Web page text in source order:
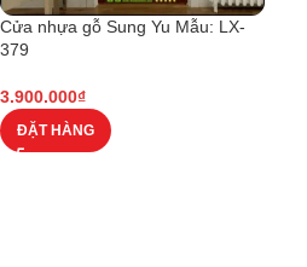
Cửa nhựa gỗ Sung Yu Mẫu: LX-
379
3.900.000₫
ĐẶT HÀNG